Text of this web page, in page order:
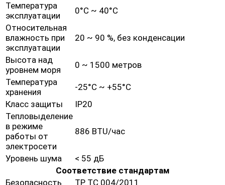
Температура
эксплуатации
0°C ~ 40°C
Относительная
влажность при
эксплуатации
20 ~ 90 %, без конденсации
Высота над
уровнем моря
0 ~ 1500 метров
Температура
хранения
-25°C ~ +55°C
Класс защиты
IP20
Тепловыделение
в режиме
работы от
электросети
886 BTU/час
Уровень шума
< 55 дБ
Соответствие стандартам
Безопасность
ТР ТС 004/2011